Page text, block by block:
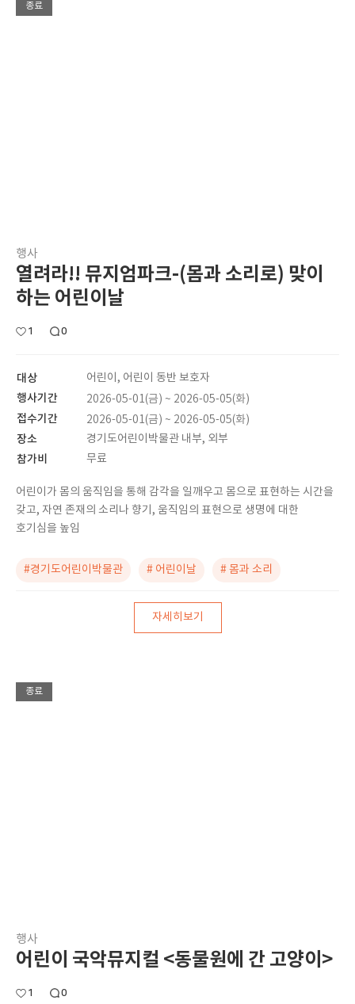
종료
행사
열려라!! 뮤지엄파크-(몸과 소리로) 맞이
하는 어린이날
1 0
대상 어린이, 어린이 동반 보호자
행사기간 2026-05-01(금) ~ 2026-05-05(화)
접수기간 2026-05-01(금) ~ 2026-05-05(화)
장소 경기도어린이박물관 내부, 외부
참가비 무료
어린이가 몸의 움직임을 통해 감각을 일깨우고 몸으로 표현하는 시간을
갖고, 자연 존재의 소리나 향기, 움직임의 표현으로 생명에 대한
호기심을 높임
#경기도어린이박물관 # 어린이날 # 몸과 소리
자세히보기
종료
행사
어린이 국악뮤지컬 <동물원에 간 고양이>
1 0